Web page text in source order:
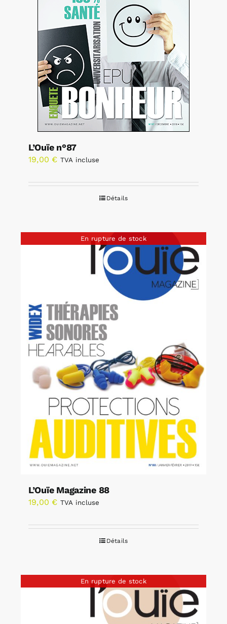
L’Ouïe n°87
19,00 € TVA incluse
Détails
En rupture de stock
L’Ouïe Magazine 88
19,00 € TVA incluse
Détails
En rupture de stock